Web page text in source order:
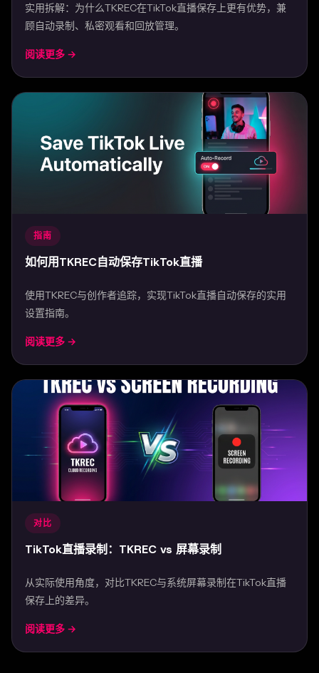
实用拆解：为什么TKREC在TikTok直播保存上更有优势，兼
顾自动录制、私密观看和回放管理。
Mar 31, 2026
阅读更多 →
指南
如何用TKREC自动保存TikTok直播
使用TKREC与创作者追踪，实现TikTok直播自动保存的实用
设置指南。
Mar 29, 2026
阅读更多 →
对比
TikTok直播录制：TKREC vs 屏幕录制
从实际使用角度，对比TKREC与系统屏幕录制在TikTok直播
保存上的差异。
Mar 28, 2026
阅读更多 →